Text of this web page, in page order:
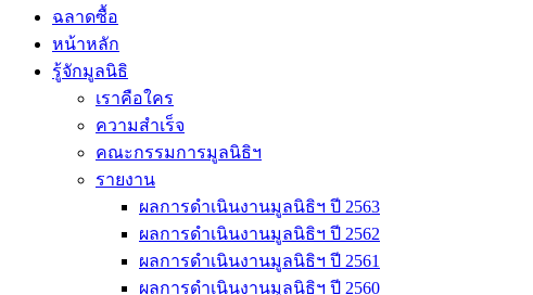
ฉลาดซื้อ
หน้าหลัก
รู้จักมูลนิธิ
เราคือใคร
ความสำเร็จ
คณะกรรมการมูลนิธิฯ
รายงาน
ผลการดำเนินงานมูลนิธิฯ ปี 2563
ผลการดำเนินงานมูลนิธิฯ ปี 2562
ผลการดำเนินงานมูลนิธิฯ ปี 2561
ผลการดำเนินงานมูลนิธิฯ ปี 2560